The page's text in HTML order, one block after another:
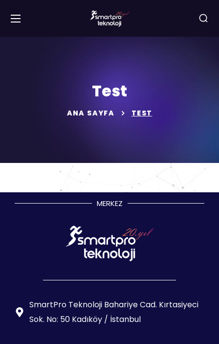
Test
ANA SAYFA TEST
MERKEZ
SmartPro Teknoloji Bahariye Cad. Kırtasiyeci
Sok. No: 50 Kadıköy / İstanbul